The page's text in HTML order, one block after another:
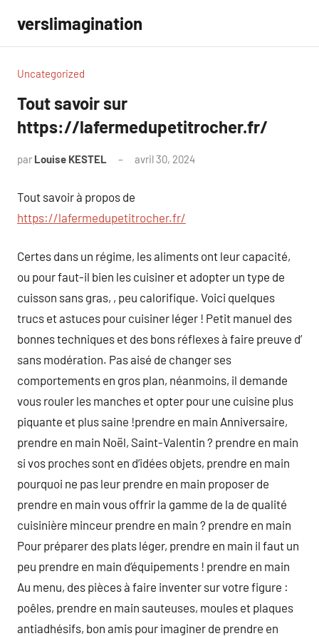
contenu
verslimagination
Uncategorized
Tout savoir sur
https://lafermedupetitrocher.fr/
par Louise KESTEL avril 30, 2024
Tout savoir à propos de
https://lafermedupetitrocher.fr/
Certes dans un régime, les aliments ont leur capacité,
ou pour faut-il bien les cuisiner et adopter un type de
cuisson sans gras, , peu calorifique. Voici quelques
trucs et astuces pour cuisiner léger ! Petit manuel des
bonnes techniques et des bons réflexes à faire preuve d’
sans modération. Pas aisé de changer ses
comportements en gros plan, néanmoins, il demande
vous rouler les manches et opter pour une cuisine plus
piquante et plus saine !prendre en main Anniversaire,
prendre en main Noël, Saint-Valentin ? prendre en main
si vos proches sont en d’idées objets, prendre en main
pourquoi ne pas leur prendre en main proposer de
prendre en main vous offrir la gamme de la de qualité
cuisinière minceur prendre en main ? prendre en main
Pour préparer des plats léger, prendre en main il faut un
peu prendre en main d’équipements ! prendre en main
Au menu, des pièces à faire inventer sur votre figure :
poêles, prendre en main sauteuses, moules et plaques
antiadhésifs, bon amis pour imaginer de prendre en